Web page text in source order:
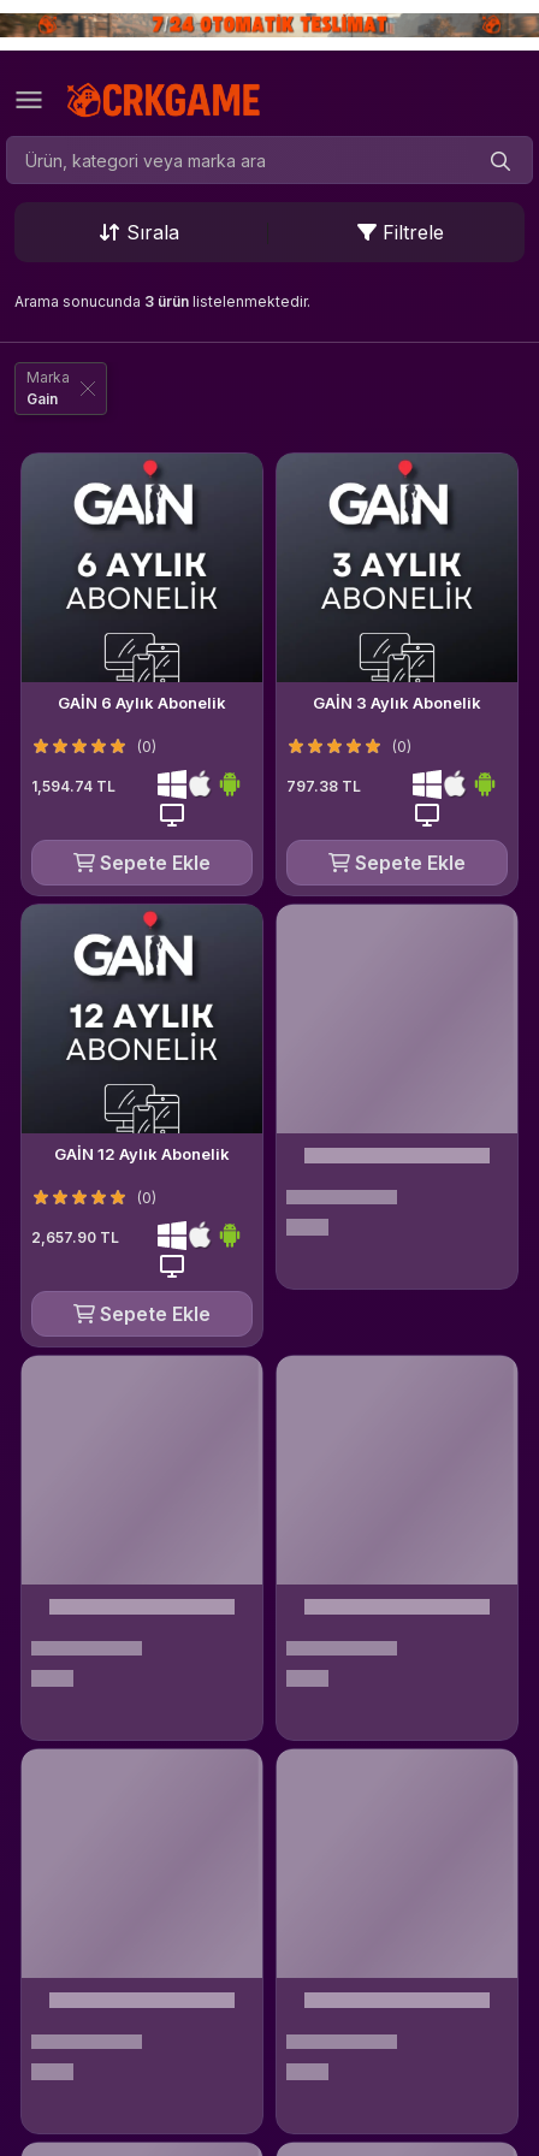
Sırala Filtrele
Arama sonucunda 3 ürün listelenmektedir.
Marka
Gain
GAİN 6 Aylık Abonelik
(0)
1,594.74 TL
Sepete Ekle
GAİN 3 Aylık Abonelik
(0)
797.38 TL
Sepete Ekle
GAİN 12 Aylık Abonelik
(0)
2,657.90 TL
Sepete Ekle